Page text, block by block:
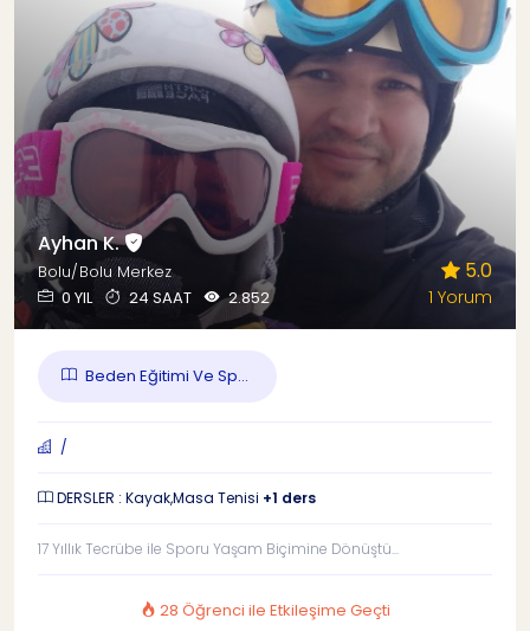
Ayhan K.
Bolu/Bolu Merkez
0 YIL
24 SAAT 2.852
5.0
1 Yorum
Beden Eğitimi Ve Sp...
/
DERSLER : Kayak,Masa Tenisi +1 ders
17 Yıllık Tecrübe ile Sporu Yaşam Biçimine Dönüştü...
28 Öğrenci ile Etkileşime Geçti